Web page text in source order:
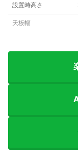
設置時高さ
天板幅